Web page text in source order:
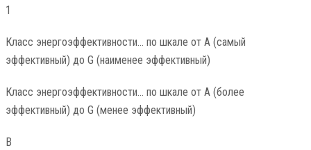
1
Класс энергоэффективности… по шкале от A (самый
эффективный) до G (наименее эффективный)
Класс энергоэффективности… по шкале от A (более
эффективный) до G (менее эффективный)
В